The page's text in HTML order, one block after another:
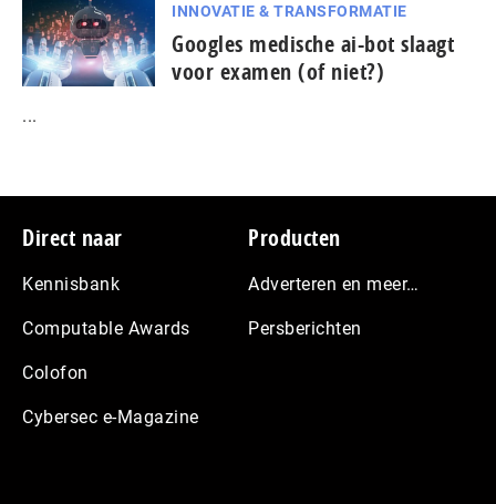
INNOVATIE & TRANSFORMATIE
Googles medische ai-bot slaagt
voor examen (of niet?)
...
Footer
Direct naar
Kennisbank
Computable Awards
Colofon
Cybersec e-Magazine
Producten
Adverteren en meer…
Persberichten